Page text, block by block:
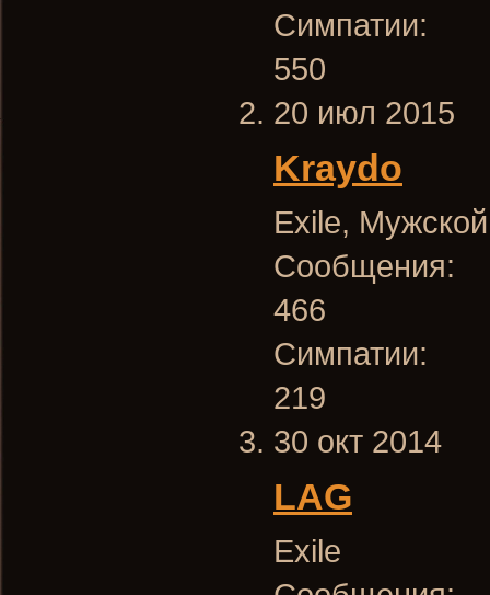
Симпатии:
550
20 июл 2015
Kraydo
Exile, Мужской
Сообщения:
466
Симпатии:
219
30 окт 2014
LAG
Exile